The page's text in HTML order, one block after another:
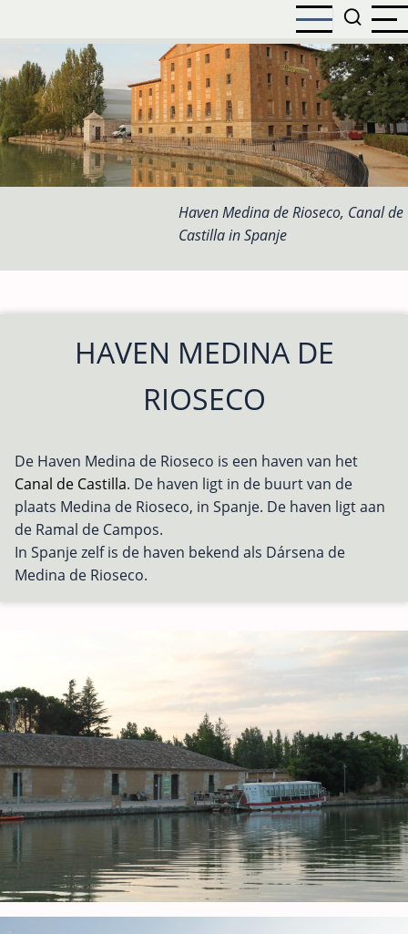
naar
de
inhoud
gaan
Haven Medina de Rioseco, Canal de
Castilla in Spanje
HAVEN MEDINA DE
RIOSECO
De Haven Medina de Rioseco is een haven van het
Canal de Castilla. De haven ligt in de buurt van de
plaats Medina de Rioseco, in Spanje. De haven ligt aan
de Ramal de Campos.
In Spanje zelf is de haven bekend als Dársena de
Medina de Rioseco.